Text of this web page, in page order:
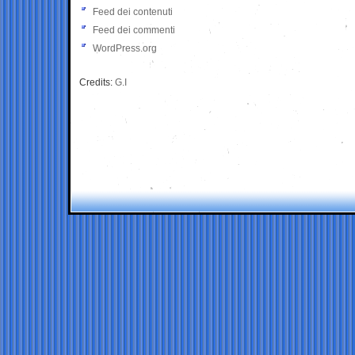
Feed dei contenuti
Feed dei commenti
WordPress.org
Credits: G.I